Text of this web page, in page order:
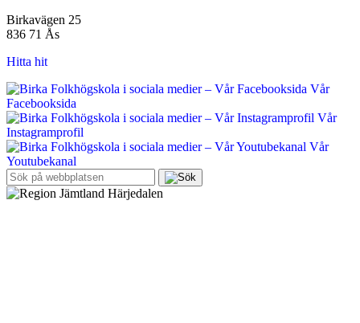
Birkavägen 25
836 71 Ås
Hitta hit
Vår
Facebooksida
Vår
Instagramprofil
Vår
Youtubekanal
Sök
efter: